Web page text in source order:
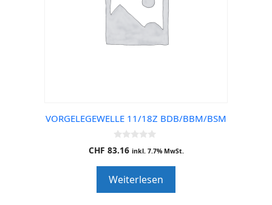
VORGELEGEWELLE 11/18Z BDB/BBM/BSM
0
o
o
f
5
CHF 83.16 inkl. 7.7% MwSt.
Weiterlesen